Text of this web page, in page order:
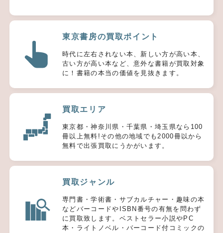
東京書房の買取ポイント
時代に左右されない本、新しい方が高い本、
古い方が高い本など、意外な書籍が買取対象
に！書籍の本当の価値を見抜きます。
買取エリア
東京都・神奈川県・千葉県・埼玉県なら100
冊以上無料!その他の地域でも2000冊以から
無料で出張買取にうかがいます。
買取ジャンル
専門書・学術書・サブカルチャー・趣味の本
などバーコードやISBN番号の有無を問わず
に買取致します。ベストセラー小説やPC
本・ライトノベル・バーコード付コミックの